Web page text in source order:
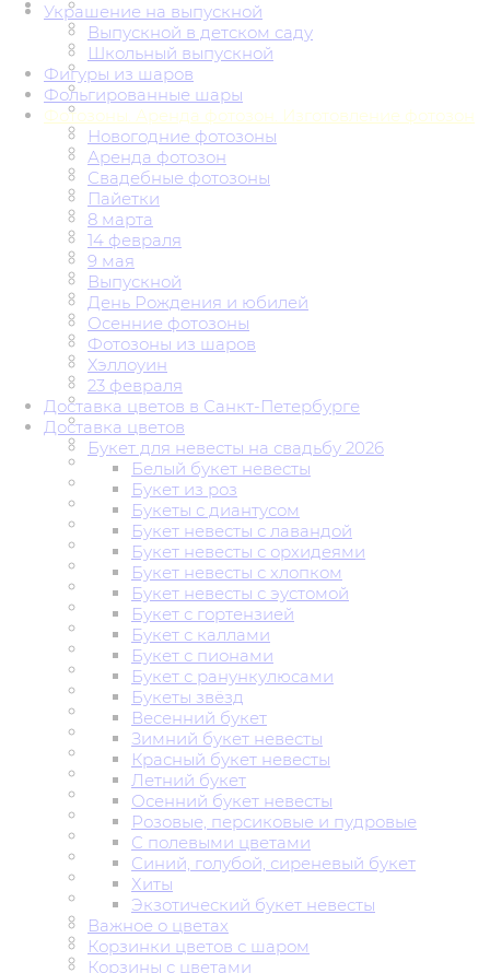
Украшение на выпускной
Выпускной в детском саду
Школьный выпускной
Фигуры из шаров
Фольгированные шары
Фотозоны. Аренда фотозон. Изготовление фотозон
Новогодние фотозоны
Аренда фотозон
Свадебные фотозоны
Пайетки
8 марта
14 февраля
9 мая
Выпускной
День Рождения и юбилей
Осенние фотозоны
Фотозоны из шаров
Хэллоуин
23 февраля
Доставка цветов в Санкт-Петербурге
Доставка цветов
Букет для невесты на свадьбу 2026
Белый букет невесты
Букет из роз
Букеты с диантусом
Букет невесты с лавандой
Букет невесты с орхидеями
Букет невесты с хлопком
Букет невесты с эустомой
Букет с гортензией
Букет с каллами
Букет с пионами
Букет с ранункулюсами
Букеты звёзд
Весенний букет
Зимний букет невесты
Красный букет невесты
Летний букет
Осенний букет невесты
Розовые, персиковые и пудровые
С полевыми цветами
Синий, голубой, сиреневый букет
Хиты
Экзотический букет невесты
Важное о цветах
Корзинки цветов с шаром
Корзины с цветами